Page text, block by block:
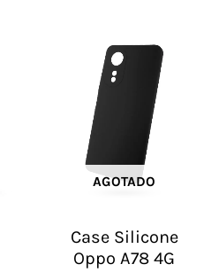
AGOTADO
Case Silicone
Oppo A78 4G